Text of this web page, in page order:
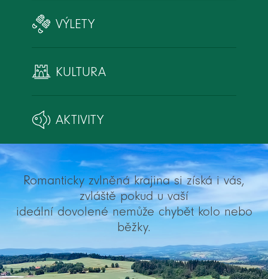
VÝLETY
KULTURA
AKTIVITY
Romanticky zvlněná krajina si získá i vás,
zvláště pokud u vaší
ideální dovolené nemůže chybět kolo nebo
běžky.